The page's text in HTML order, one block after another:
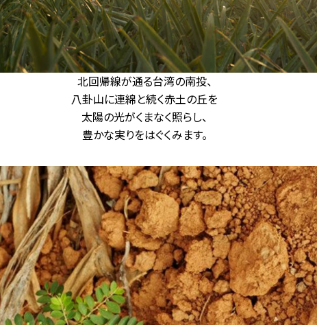
北回帰線が通る台湾の南投、
八卦山に連綿と続く赤土の丘を
太陽の光がくまなく照らし、
豊かな実りをはぐくみます。